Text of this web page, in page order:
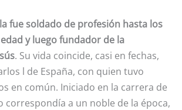
fue soldado de profesión hasta los
y luego fundador de la
. Su vida coincide, casi en fechas,
l de España, con quien tuvo
en común. Iniciado en la carrera de
correspondía a un noble de la época,